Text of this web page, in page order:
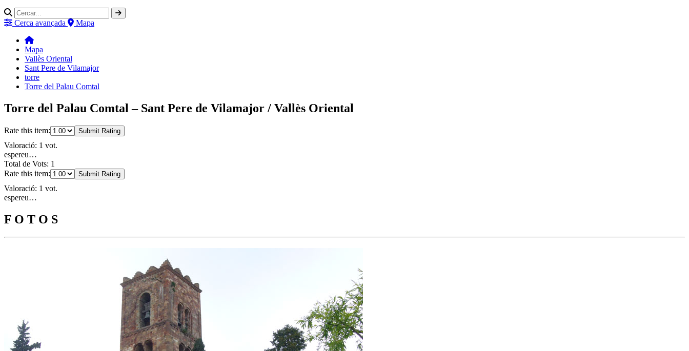
Cerca avançada Mapa
Mapa
Vallès Oriental
Sant Pere de Vilamajor
torre
Torre del Palau Comtal
Torre del Palau Comtal – Sant Pere de Vilamajor / Vallès Oriental
Rate this item: Submit Rating
Valoració: 1 vot.
espereu…
Total de Vots: 1
Rate this item:
Submit Rating
Valoració: 1 vot.
espereu…
F O T O S